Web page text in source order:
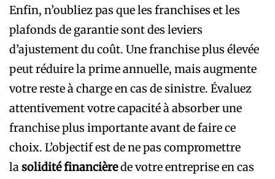
Enfin, n’oubliez pas que les franchises et les
plafonds de garantie sont des leviers
d’ajustement du coût. Une franchise plus élevée
peut réduire la prime annuelle, mais augmente
votre reste à charge en cas de sinistre. Évaluez
attentivement votre capacité à absorber une
franchise plus importante avant de faire ce
choix. L’objectif est de ne pas compromettre
lasolidité financièrede votre entreprise en cas